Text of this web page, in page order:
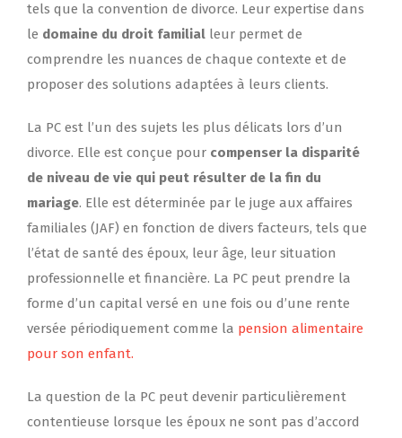
tels que la convention de divorce. Leur expertise dans
le domaine du droit familial leur permet de
comprendre les nuances de chaque contexte et de
proposer des solutions adaptées à leurs clients.
La PC est l’un des sujets les plus délicats lors d’un
divorce. Elle est conçue pour compenser la disparité
de niveau de vie qui peut résulter de la fin du
mariage. Elle est déterminée par le juge aux affaires
familiales (JAF) en fonction de divers facteurs, tels que
l’état de santé des époux, leur âge, leur situation
professionnelle et financière. La PC peut prendre la
forme d’un capital versé en une fois ou d’une rente
versée périodiquement comme la pension alimentaire
pour son enfant.
La question de la PC peut devenir particulièrement
contentieuse lorsque les époux ne sont pas d’accord